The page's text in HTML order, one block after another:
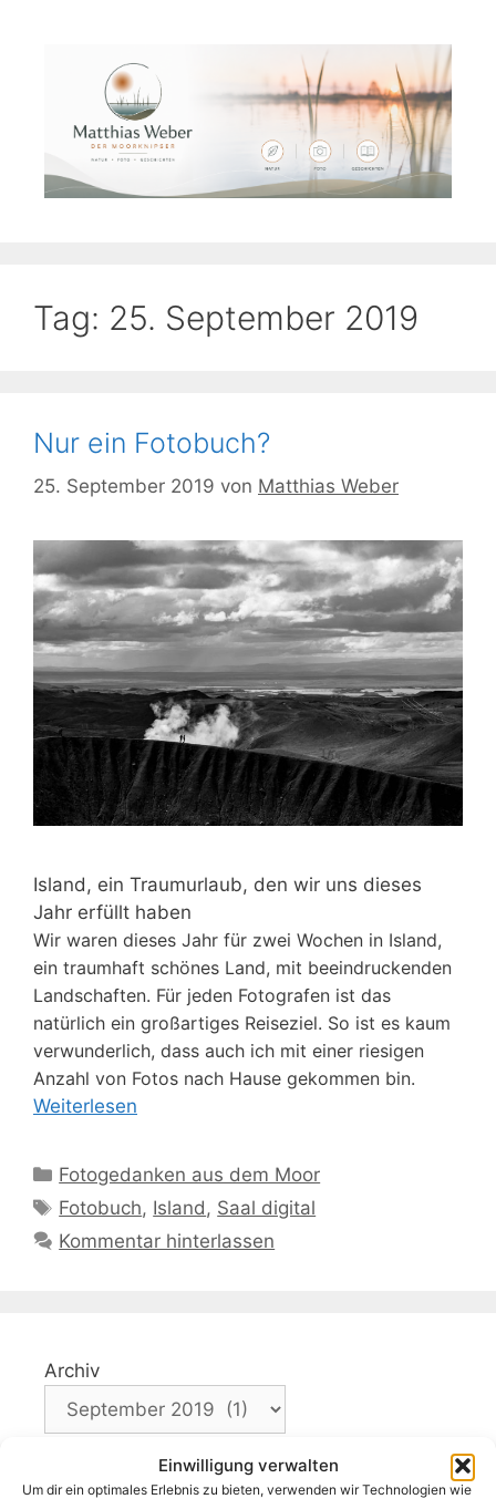
Einwilligung verwalten
Um dir ein optimales Erlebnis zu bieten, verwenden wir Technologien wie
Tag: 25. September 2019
Nur ein Fotobuch?
25. September 2019 von Matthias Weber
Island, ein Traumurlaub, den wir uns dieses
Jahr erfüllt haben
Wir waren dieses Jahr für zwei Wochen in Island,
ein traumhaft schönes Land, mit beeindruckenden
Landschaften. Für jeden Fotografen ist das
natürlich ein großartiges Reiseziel. So ist es kaum
verwunderlich, dass auch ich mit einer riesigen
Anzahl von Fotos nach Hause gekommen bin.
Weiterlesen
Kategorien
Fotogedanken aus dem Moor
Schlagwörter
Fotobuch, Island, Saal digital
Kommentar hinterlassen
Archiv